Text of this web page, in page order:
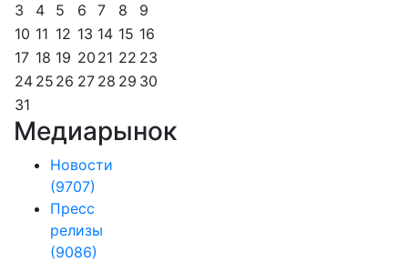
3
4 5 6 7 8
9
10 11 12 13 14 15 16
17 18 19 20 21 22 23
24 25 26 27 28 29 30
31
Медиарынок
Новости
(9707)
Пресс
релизы
(9086)